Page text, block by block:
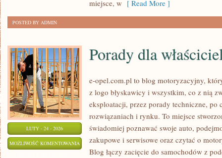
miejsce, w [ Read More ]
POSTED BY ADMIN
LUTY - 24 - 2026
MOŻLIWOŚĆ KOMENTOWANIA PORADY
Porady dla
e-opel.com.pl to blog motoryzacyjny,
z logo błyskawicy i wszystkim, co z nią
eksploatacji, przez porady techniczne, po
rozwiązaniach i rynku. To miejsce
świadomiej poznawać swoje auto,
zakupowe i serwisowe oraz czytać o
Blog łączy zacięcie do samochodów z